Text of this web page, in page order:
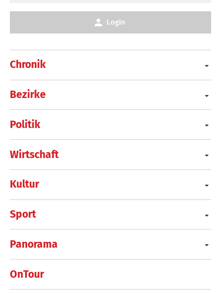
Chronik
Bezirke
Politik
Wirtschaft
Kultur
Sport
Panorama
OnTour
Login